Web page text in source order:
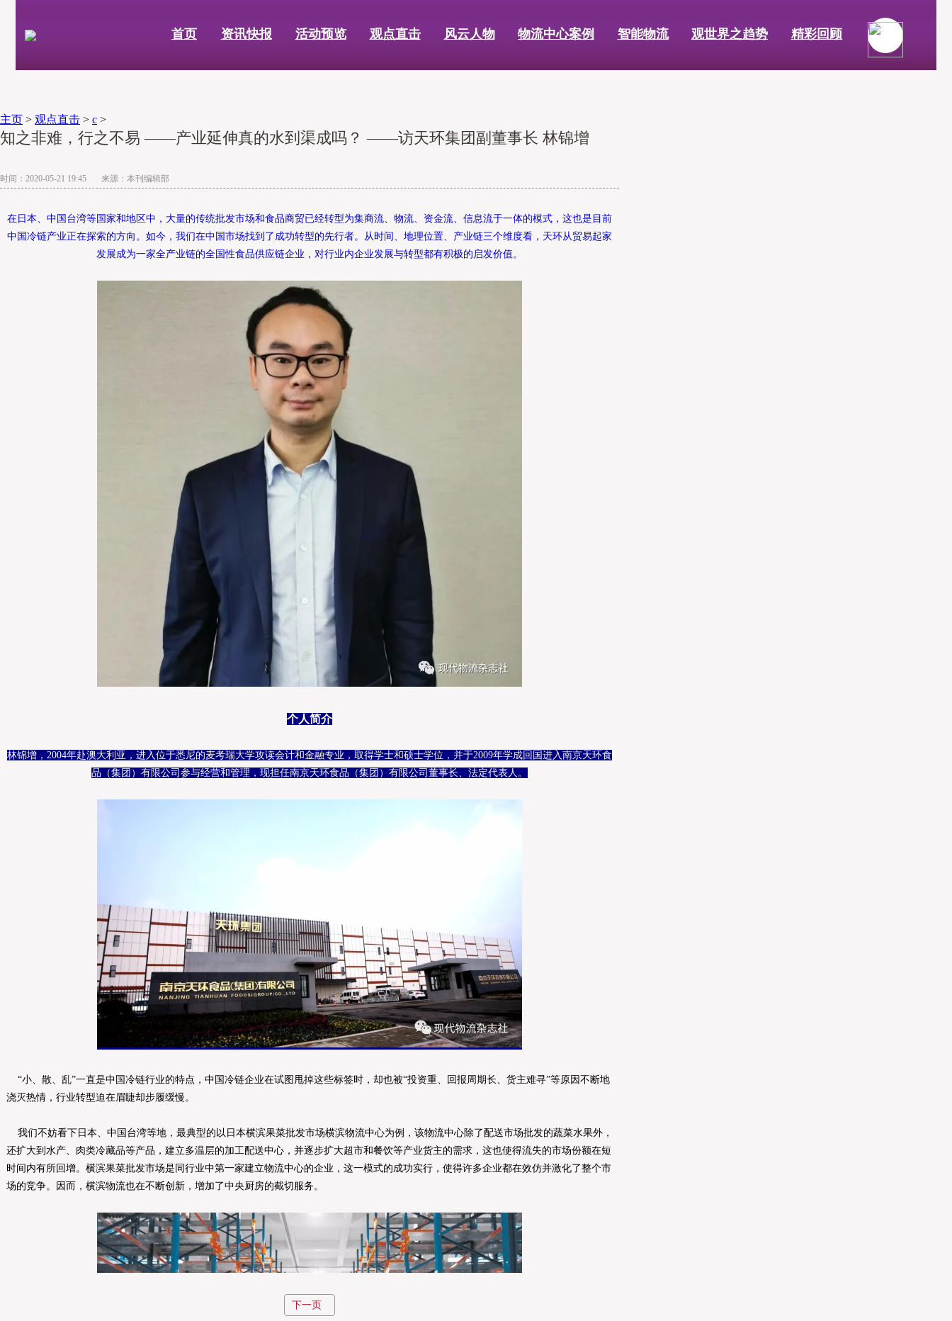
首页 资讯快报 活动预览 观点直击 风云人物 物流中心案例 智能物流 观世界之趋势 精彩回顾
主页 > 观点直击 > c >
知之非难，行之不易 ——产业延伸真的水到渠成吗？ ——访天环集团副董事长 林锦增
时间：2020-05-21 19:45 来源：本刊编辑部
在日本、中国台湾等国家和地区中，大量的传统批发市场和食品商贸已经转型为集商流、物流、资金流、信息流于一体的模式，这也是目前
中国冷链产业正在探索的方向。如今，我们在中国市场找到了成功转型的先行者。从时间、地理位置、产业链三个维度看，天环从贸易起家
发展成为一家全产业链的全国性食品供应链企业，对行业内企业发展与转型都有积极的启发价值。
个人简介
林锦增，2004年赴澳大利亚，进入位于悉尼的麦考瑞大学攻读会计和金融专业，取得学士和硕士学位，并于2009年学成回国进入南京天环食
品（集团）有限公司参与经营和管理，现担任南京天环食品（集团）有限公司董事长、法定代表人。
“小、散、乱”一直是中国冷链行业的特点，中国冷链企业在试图甩掉这些标签时，却也被“投资重、回报周期长、货主难寻”等原因不断地
浇灭热情，行业转型迫在眉睫却步履缓慢。
我们不妨看下日本、中国台湾等地，最典型的以日本横滨果菜批发市场横滨物流中心为例，该物流中心除了配送市场批发的蔬菜水果外，
还扩大到水产、肉类冷藏品等产品，建立多温层的加工配送中心，并逐步扩大超市和餐饮等产业货主的需求，这也使得流失的市场份额在短
时间内有所回增。横滨果菜批发市场是同行业中第一家建立物流中心的企业，这一模式的成功实行，使得许多企业都在效仿并激化了整个市
场的竞争。因而，横滨物流也在不断创新，增加了中央厨房的截切服务。
下一页